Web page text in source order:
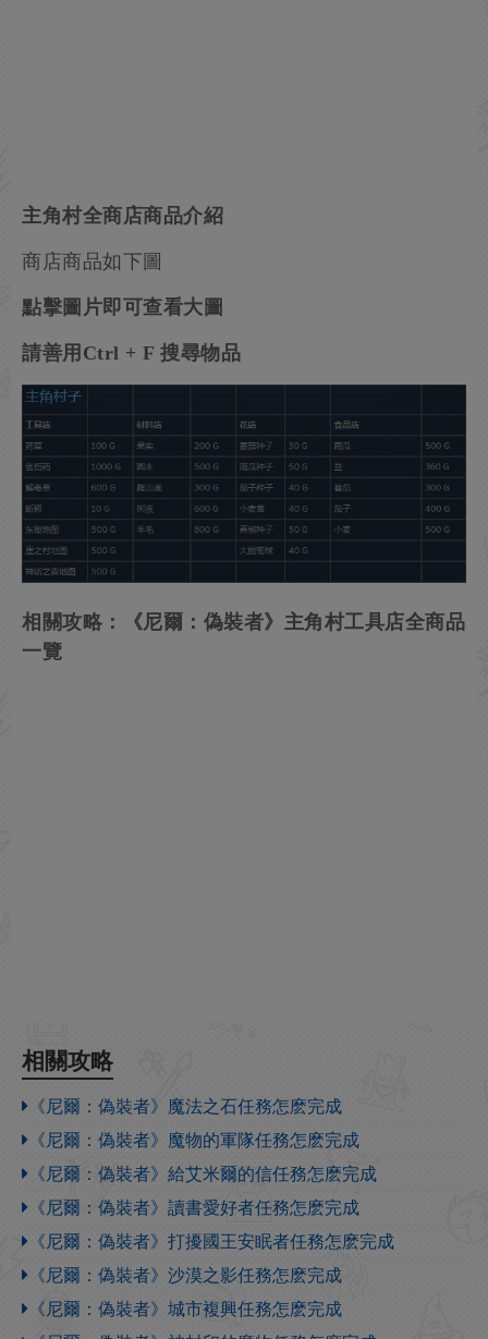
主角村全商店商品介紹
商店商品如下圖
點擊圖片即可查看大圖
請善用Ctrl + F 搜尋物品
相關攻略：《尼爾：偽裝者》主角村工具店全商品
一覽
相關攻略
《尼爾：偽裝者》魔法之石任務怎麽完成
《尼爾：偽裝者》魔物的軍隊任務怎麽完成
《尼爾：偽裝者》給艾米爾的信任務怎麽完成
《尼爾：偽裝者》讀書愛好者任務怎麽完成
《尼爾：偽裝者》打擾國王安眠者任務怎麽完成
《尼爾：偽裝者》沙漠之影任務怎麽完成
《尼爾：偽裝者》城市複興任務怎麽完成